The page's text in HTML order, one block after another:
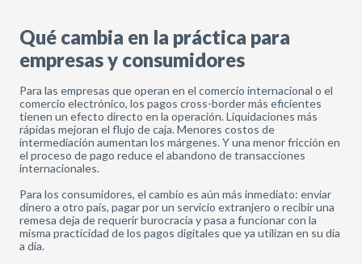
Qué cambia en la práctica para
empresas y consumidores
Para las empresas que operan en el comercio internacional o el
comercio electrónico, los pagos cross-border más eficientes
tienen un efecto directo en la operación. Liquidaciones más
rápidas mejoran el flujo de caja. Menores costos de
intermediación aumentan los márgenes. Y una menor fricción en
el proceso de pago reduce el abandono de transacciones
internacionales.
Para los consumidores, el cambio es aún más inmediato: enviar
dinero a otro país, pagar por un servicio extranjero o recibir una
remesa deja de requerir burocracia y pasa a funcionar con la
misma practicidad de los pagos digitales que ya utilizan en su día
a día.